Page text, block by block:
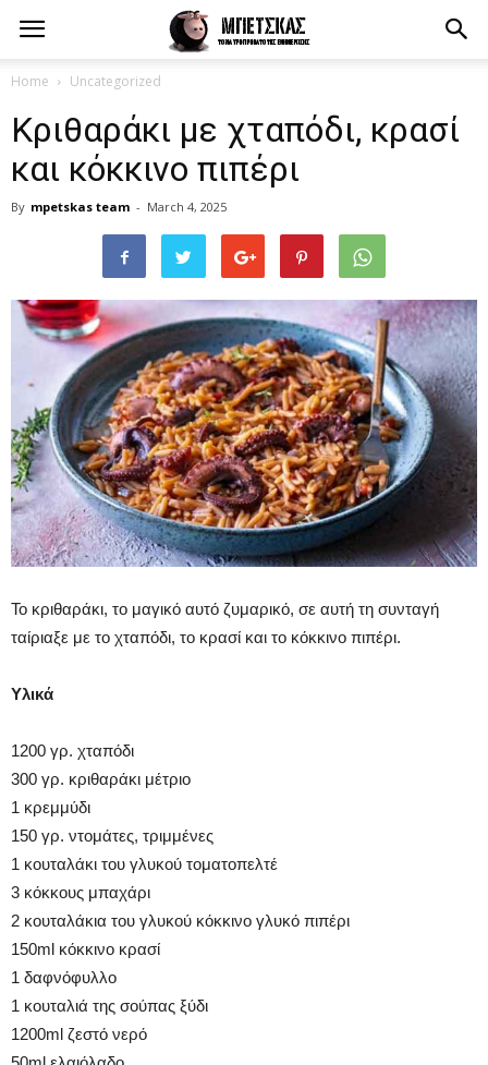
Home Uncategorized
Κριθαράκι με χταπόδι, κρασί
και κόκκινο πιπέρι
By mpetskas team - March 4, 2025
Το κριθαράκι, το μαγικό αυτό ζυμαρικό, σε αυτή τη συνταγή
ταίριαξε με το χταπόδι, το κρασί και το κόκκινο πιπέρι.
Υλικά
1200 γρ. χταπόδι
300 γρ. κριθαράκι μέτριο
1 κρεμμύδι
150 γρ. ντομάτες, τριμμένες
1 κουταλάκι του γλυκού τοματοπελτέ
3 κόκκους μπαχάρι
2 κουταλάκια του γλυκού κόκκινο γλυκό πιπέρι
150ml κόκκινο κρασί
1 δαφνόφυλλο
1 κουταλιά της σούπας ξύδι
1200ml ζεστό νερό